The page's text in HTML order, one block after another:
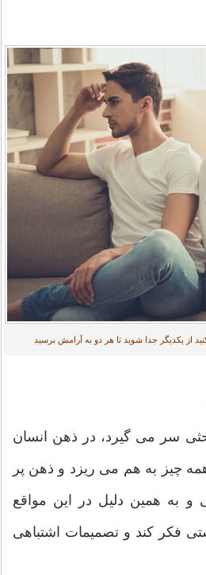
از یکدیگر جدا شوید تا هر دو به آرامش برسید
سر می گیرد، در ذهن انسان
چیز به هم می ریزد و ذهن پر
و به همین دلیل در این مواقع
فکر کند و تصمیمات اشتباهی